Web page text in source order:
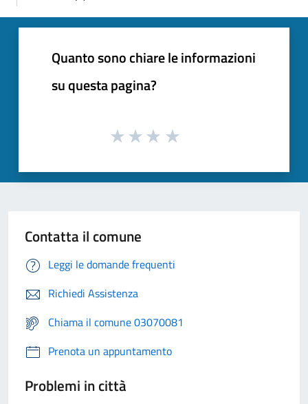
Quanto sono chiare le informazioni
su questa pagina?
Contatta il comune
Leggi le domande frequenti
Richiedi Assistenza
Chiama il comune 03070081
Prenota un appuntamento
Problemi in città